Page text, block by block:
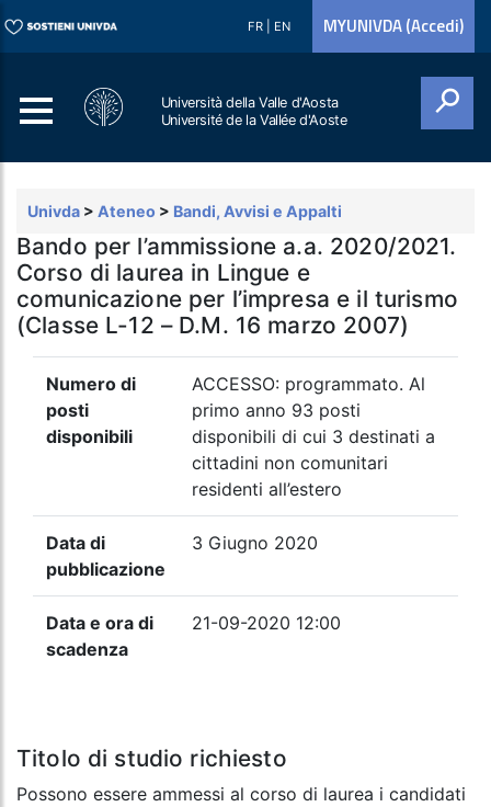
FR EN MYUNIVDA (Accedi)
Università della Valle d'Aosta
Université de la Vallée d'Aoste
Univda > Ateneo > Bandi, Avvisi e Appalti
Bando per l’ammissione a.a. 2020/2021.
Corso di laurea in Lingue e
comunicazione per l’impresa e il turismo
(Classe L-12 – D.M. 16 marzo 2007)
Numero di
posti
disponibili
ACCESSO: programmato. Al
primo anno 93 posti
disponibili di cui 3 destinati a
cittadini non comunitari
residenti all’estero
Data di
pubblicazione
3 Giugno 2020
Data e ora di
scadenza
21-09-2020 12:00
Titolo di studio richiesto
Possono essere ammessi al corso di laurea i candidati